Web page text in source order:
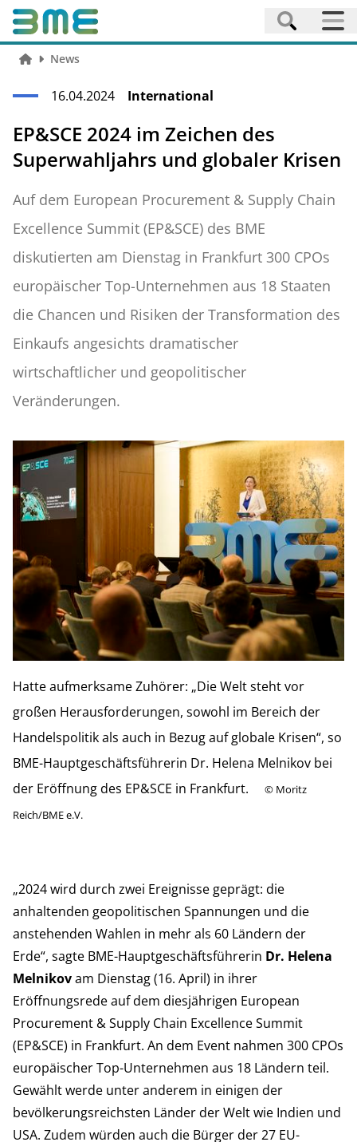
News
16.04.2024 International
EP&SCE 2024 im Zeichen des
Superwahljahrs und globaler Krisen
Auf dem European Procurement & Supply Chain
Excellence Summit (EP&SCE) des BME
diskutierten am Dienstag in Frankfurt 300 CPOs
europäischer Top-Unternehmen aus 18 Staaten
die Chancen und Risiken der Transformation des
Einkaufs angesichts dramatischer
wirtschaftlicher und geopolitischer
Veränderungen.
Hatte aufmerksame Zuhörer: „Die Welt steht vor
großen Herausforderungen, sowohl im Bereich der
Handelspolitik als auch in Bezug auf globale Krisen“, so
BME-Hauptgeschäftsführerin Dr. Helena Melnikov bei
der Eröffnung des EP&SCE in Frankfurt.
© Moritz
Reich/BME e.V.
„2024 wird durch zwei Ereignisse geprägt: die
anhaltenden geopolitischen Spannungen und die
anstehenden Wahlen in mehr als 60 Ländern der
Erde“, sagte BME-Hauptgeschäftsführerin Dr. Helena
Melnikovam Dienstag (16. April) in ihrer
Eröffnungsrede auf dem diesjährigen European
Procurement & Supply Chain Excellence Summit
(EP&SCE) in Frankfurt. An dem Event nahmen 300 CPOs
europäischer Top-Unternehmen aus 18 Ländern teil.
Gewählt werde unter anderem in einigen der
bevölkerungsreichsten Länder der Welt wie Indien und
USA. Zudem würden auch die Bürger der 27 EU-